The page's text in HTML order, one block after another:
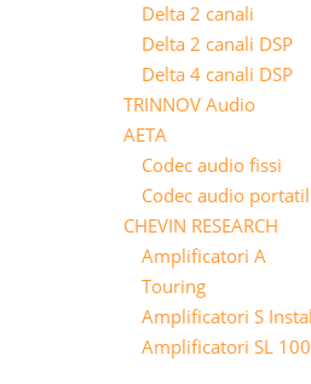
Delta 2 canali
Delta 2 canali DSP
Delta 4 canali DSP
TRINNOV Audio
AETA
Codec audio fissi
Codec audio
CHEVIN RESEARCH
Amplificatori A
Touring
Amplificatori S
Amplificatori SL